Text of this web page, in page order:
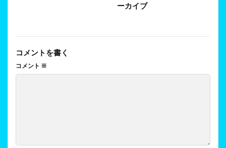
ーカイブ
コメントを書く
コメント ※